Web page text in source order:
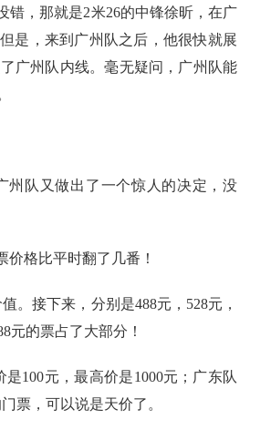
错，那就是2米26的中锋徐昕，在广
是，来到广州队之后，他很快就展
广州队内线。毫无疑问，广州队能
州队又做出了一个惊人的决定，没
格比平时翻了几番！
。接下来，分别是488元，528元，
元的票占了大部分！
100元，最高价是1000元；广东队
票，可以说是天价了。